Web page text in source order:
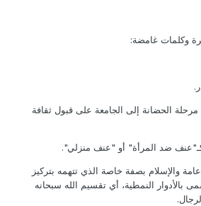
وكلمات غامضة:
مرحلة الحضانة إلى الجامعة على قبول ثقافة
ضد المرأة" أو "عنف منزلي".
والإسلام بصفة خاصة الذي تتهمه بتركيز
بالأدوار النمطية، أي تقسيم الله سبحانه